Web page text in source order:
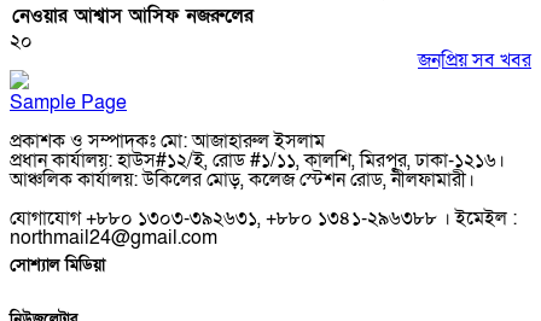
নেওয়ার আশ্বাস আসিফ নজরুলের
২০
জনপ্রিয় সব খবর
Sample Page
প্রকাশক ও সম্পাদকঃ মো: আজাহারুল ইসলাম
প্রধান কার্যালয়: হাউস#১২/ই, রোড #১/১১, কালশি, মিরপুর, ঢাকা-১২১৬।
আঞ্চলিক কার্যালয়: উকিলের মোড়, কলেজ স্টেশন রোড, নীলফামারী।
যোগাযোগ +৮৮০ ১৩০৩-৩৯২৬৩১, +৮৮০ ১৩৪১-২৯৬৩৮৮ । ইমেইল :
northmail24@gmail.com
সোশ্যাল মিডিয়া